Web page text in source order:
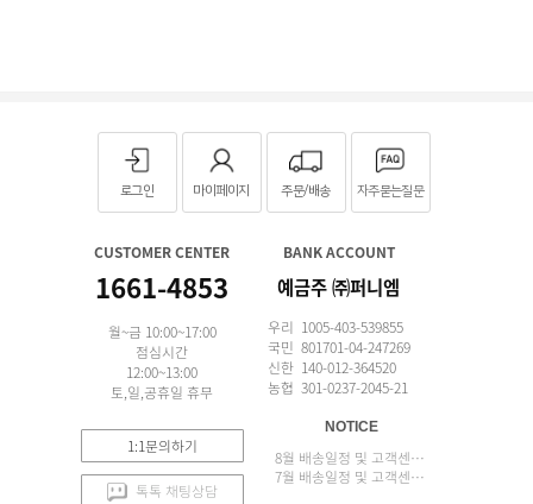
로그인 마이페이지 주문/배송 자주묻는질문
CUSTOMER CENTER
1661-4853
월~금 10:00~17:00
점심시간
12:00~13:00
토,일,공휴일 휴무
1:1문의하기
톡톡 채팅상담
BANK ACCOUNT
예금주 ㈜퍼니엠
우리 1005-403-539855
국민 801701-04-247269
신한 140-012-364520
농협 301-0237-2045-21
NOTICE
8월 배송일정 및 고객센터 업무 안내
7월 배송일정 및 고객센터 업무 안내